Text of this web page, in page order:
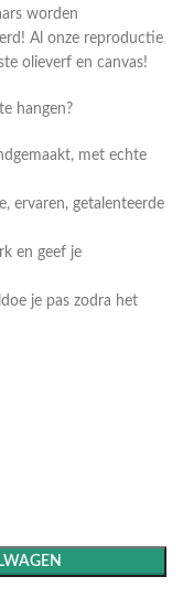
worden
Al onze reproductie
olieverf en canvas!
hangen?
met echte
ervaren, getalenteerde
en geef je
je pas zodra het